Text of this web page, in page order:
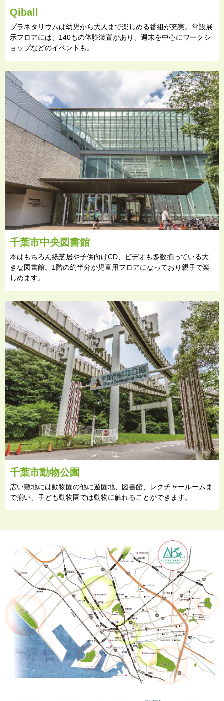
Qiball
プラネタリウムは幼児から大人まで楽しめる番組が充実。常設展
示フロアには、140もの体験装置があり、週末を中心にワークシ
ョップなどのイベントも。
千葉市中央図書館
本はもちろん紙芝居や子供向けCD、ビデオも多数揃っている大
きな図書館。1階の約半分が児童用フロアになっており親子で楽
しめます。
千葉市動物公園
広い敷地には動物園の他に遊園地、図書館、レクチャールームま
で揃い、子ども動物園では動物に触れることができます。